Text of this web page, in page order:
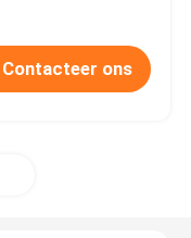
Contacteer ons